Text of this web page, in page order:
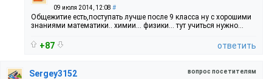
09 июля 2014, 12:08 #
Общежитие есть,поступать лучше после 9 класса ну с хорошими
знаниями математики.. химии... физики... тут учиться нужно...
+87 ответить
вопрос посетителям
Sergey3152